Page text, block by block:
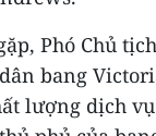
Phó Chủ
bang
lượng dịch